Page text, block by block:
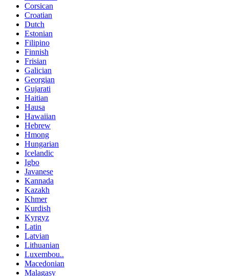
Corsican
Croatian
Dutch
Estonian
Filipino
Finnish
Frisian
Galician
Georgian
Gujarati
Haitian
Hausa
Hawaiian
Hebrew
Hmong
Hungarian
Icelandic
Igbo
Javanese
Kannada
Kazakh
Khmer
Kurdish
Kyrgyz
Latin
Latvian
Lithuanian
Luxembou..
Macedonian
Malagasy